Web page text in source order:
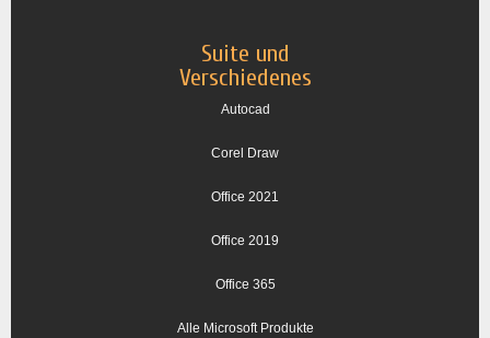
Suite und
Verschiedenes
Autocad
Corel Draw
Office 2021
Office 2019
Office 365
Alle Microsoft Produkte